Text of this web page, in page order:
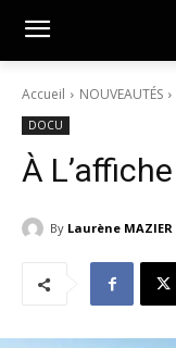
Accueil NOUVEAUTÉS
DOCU
À
By Laurène MAZIER